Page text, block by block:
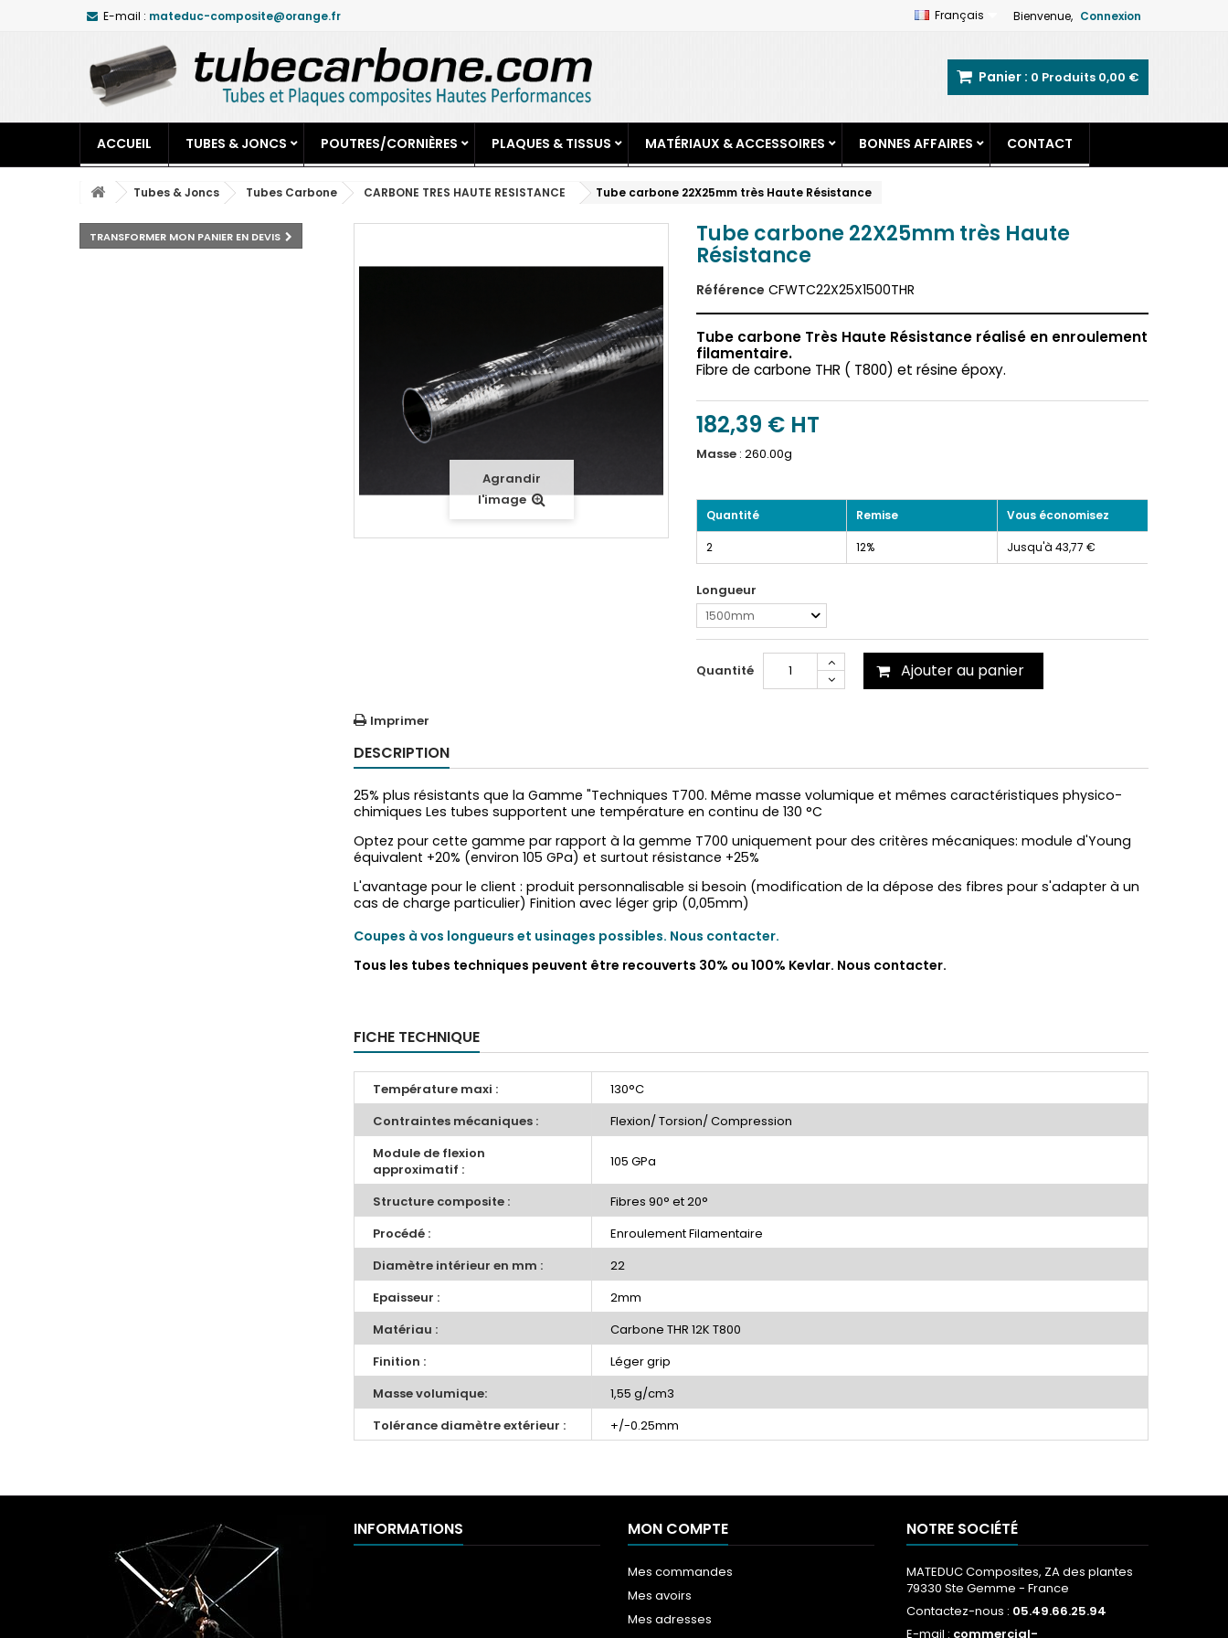
Bienvenue, Connexion
Français
E-mail : mateduc-composite@orange.fr
Panier : 0 Produits 0,00 €
ACCUEIL TUBES & JONCS POUTRES/CORNIÈRES PLAQUES & TISSUS MATÉRIAUX & ACCESSOIRES BONNES AFFAIRES CONTACT
Tubes & Joncs Tubes Carbone CARBONE TRES HAUTE RESISTANCE Tube carbone 22X25mm très Haute Résistance
TRANSFORMER MON PANIER EN DEVIS
Agrandir
l'image
Tube carbone 22X25mm très Haute
Résistance
Référence CFWTC22X25X1500THR
Tube carbone Très Haute Résistance réalisé en enroulement
filamentaire.
Fibre de carbone THR ( T800) et résine époxy.
182,39 € HT
Masse :260.00g
Quantité Remise Vous économisez
2 12% Jusqu'à 43,77 €
Longueur
1500mm
Quantité Ajouter au panier
Imprimer
DESCRIPTION
25% plus résistants que la Gamme "Techniques T700. Même masse volumique et mêmes caractéristiques physico-
chimiques Les tubes supportent une température en continu de 130 °C
Optez pour cette gamme par rapport à la gemme T700 uniquement pour des critères mécaniques: module d'Young
équivalent +20% (environ 105 GPa) et surtout résistance +25%
L'avantage pour le client : produit personnalisable si besoin (modification de la dépose des fibres pour s'adapter à un
cas de charge particulier) Finition avec léger grip (0,05mm)
Coupes à vos longueurs et usinages possibles. Nous contacter.
Tous les tubes techniques peuvent être recouverts 30% ou 100% Kevlar. Nous contacter.
FICHE TECHNIQUE
Température maxi :
130°C
Contraintes mécaniques :
Flexion/ Torsion/ Compression
Module de flexion
approximatif :
105 GPa
Structure composite :
Fibres 90° et 20°
Procédé :
Enroulement Filamentaire
Diamètre intérieur en mm :
22
Epaisseur :
2mm
Matériau :
Carbone THR 12K T800
Finition :
Léger grip
Masse volumique:
1,55 g/cm3
Tolérance diamètre extérieur :
+/-0.25mm
INFORMATIONS MON COMPTE
Mes commandes
Mes avoirs
Mes adresses
NOTRE SOCIÉTÉ
MATEDUC Composites, ZA des plantes
79330 Ste Gemme - France
Contactez-nous : 05.49.66.25.94
E-mail : commercial-